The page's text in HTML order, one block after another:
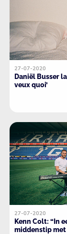
27-07-2020
Daniël Busser
veux quoi’
27-07-2020
Kenn Colt: “In
middenstip met